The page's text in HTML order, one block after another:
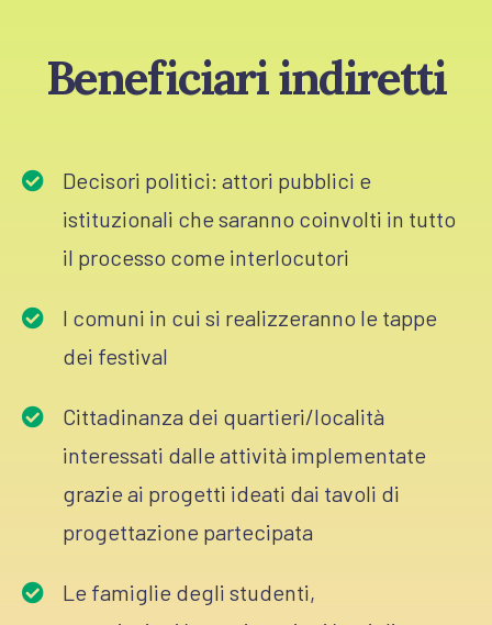
Beneficiari indiretti
Decisori politici: attori pubblici e
istituzionali che saranno coinvolti in tutto
il processo come interlocutori
I comuni in cui si realizzeranno le tappe
dei festival
Cittadinanza dei quartieri/località
interessati dalle attività implementate
grazie ai progetti ideati dai tavoli di
progettazione partecipata
Le famiglie degli studenti,